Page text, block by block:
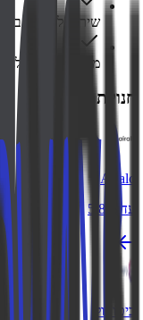
שירות לקוחות
משיכה מהירה
חנויות דומות
Airalo
עד 5.8%
ביטוחול